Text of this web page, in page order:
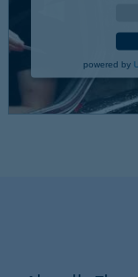
powered by